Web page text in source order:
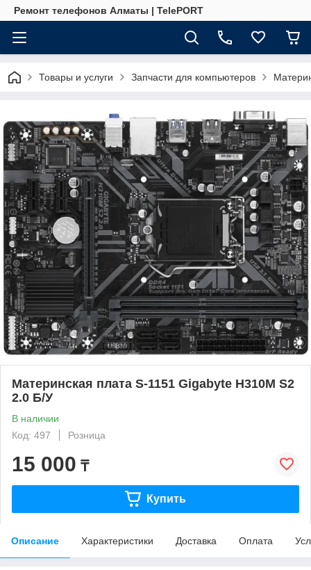
Ремонт телефонов Алматы | TelePORT
Товары и услуги Запчасти для компьютеров
Материнская плата S-1151 Gigabyte H310M S2
2.0 Б/У
В наличии
Код: 497
Розница
15 000 ₸
Купить
Описание Характеристики Доставка Оплата